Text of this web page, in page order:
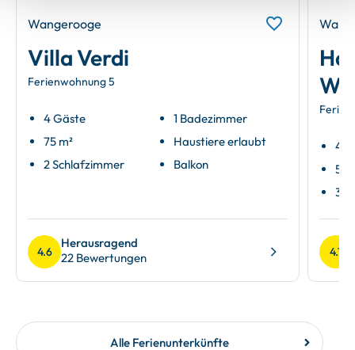
Wangerooge
Villa Verdi
Ferienwohnung 5
4 Gäste
75 m²
2 Schlafzimmer
1 Badezimmer
Haustiere erlaubt
Balkon
4.6
Herausragend
22 Bewertungen
4
50
3
4.7
Alle Ferienunterkünfte